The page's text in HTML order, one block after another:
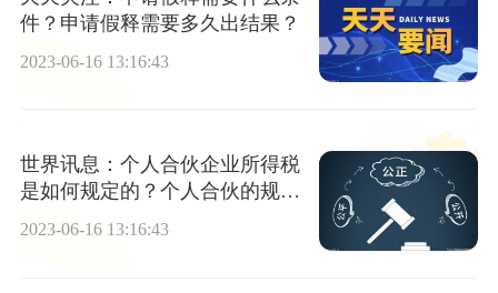
件？申请假释需要多久出结果？
2023-06-16 13:16:43
世界讯息：个人合伙企业所得税
是如何规定的？个人合伙的规定
有哪些？
2023-06-16 13:16:43